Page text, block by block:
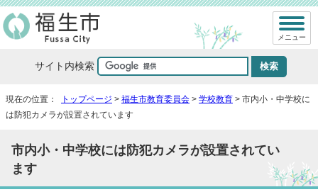
サイト内検索
メニュー
現在の位置： トップページ > 福生市教育委員会 > 学校教育 > 市内小・中学校に
は防犯カメラが設置されています
市内小・中学校には防犯カメラが設置されてい
ます